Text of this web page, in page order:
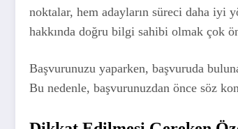
noktalar, hem adayların süreci daha iyi
hakkında doğru bilgi sahibi olmak çok
Başvurunuzu yaparken, başvuruda
Bu nedenle, başvurunuzdan önce söz